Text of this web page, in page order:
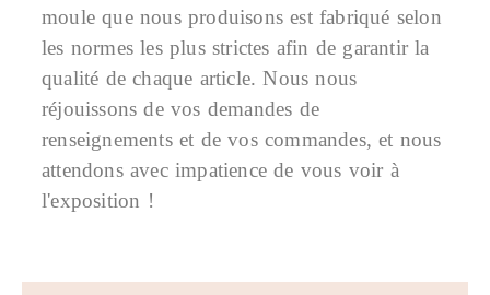
moule que nous produisons est fabriqué selon
les normes les plus strictes afin de garantir la
qualité de chaque article. Nous nous
réjouissons de vos demandes de
renseignements et de vos commandes, et nous
attendons avec impatience de vous voir à
l'exposition !